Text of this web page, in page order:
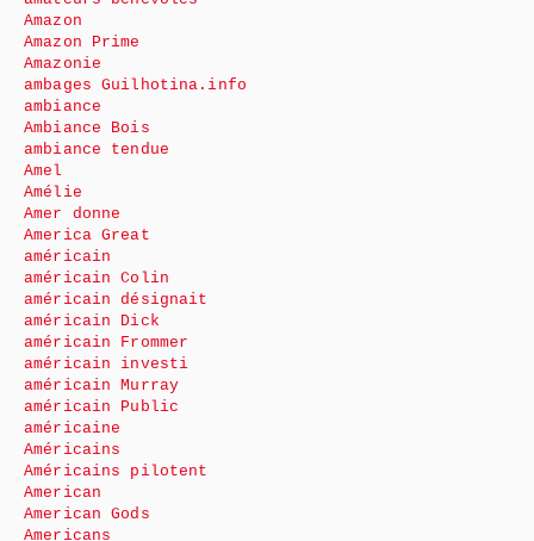
Amazon
Amazon Prime
Amazonie
ambages Guilhotina.info
ambiance
Ambiance Bois
ambiance tendue
Amel
Amélie
Amer donne
America Great
américain
américain Colin
américain désignait
américain Dick
américain Frommer
américain investi
américain Murray
américain Public
américaine
Américains
Américains pilotent
American
American Gods
Americans